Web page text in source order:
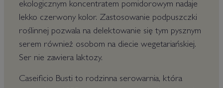
ekologicznym koncentratem pomidorowym nadaje
lekko czerwony kolor. Zastosowanie podpuszczki
roślinnej pozwala na delektowanie się tym pysznym
serem również osobom na diecie wegetariańskiej.
Ser nie zawiera laktozy.
Caseificio Busti to rodzinna serowarnia, która